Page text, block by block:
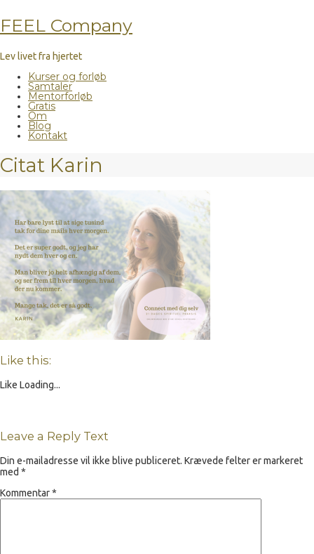
FEEL Company
Lev livet fra hjertet
Kurser og forløb
Samtaler
Mentorforløb
Gratis
Om
Blog
Kontakt
Citat Karin
Like this:
Like Loading...
Leave a Reply Text
Din e-mailadresse vil ikke blive publiceret. Krævede felter er markeret
med *
Kommentar*